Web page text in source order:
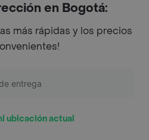
cerca de ti
en Bogotá:
más rápidas y los precios
ubicación actual